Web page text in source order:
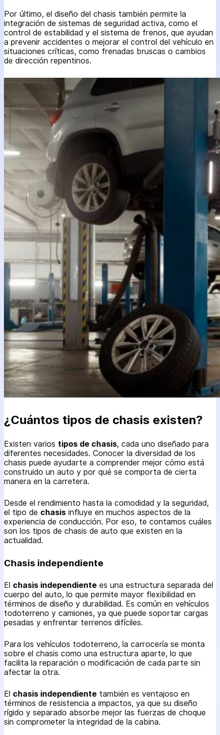
Por último, el diseño del chasis también permite la
integración de sistemas de seguridad activa, como el
control de estabilidad y el sistema de frenos, que ayudan
a prevenir accidentes o mejorar el control del vehículo en
situaciones críticas, como frenadas bruscas o cambios
de dirección repentinos.
¿Cuántos tipos de chasis existen?
Existen varios tipos de chasis, cada uno diseñado para
diferentes necesidades. Conocer la diversidad de los
chasis puede ayudarte a comprender mejor cómo está
construido un auto y por qué se comporta de cierta
manera en la carretera.
Desde el rendimiento hasta la comodidad y la seguridad,
el tipo de chasis influye en muchos aspectos de la
experiencia de conducción. Por eso, te contamos cuáles
son los tipos de chasis de auto que existen en la
actualidad.
Chasis independiente
El chasis independiente es una estructura separada del
cuerpo del auto, lo que permite mayor flexibilidad en
términos de diseño y durabilidad. Es común en vehículos
todoterreno y camiones, ya que puede soportar cargas
pesadas y enfrentar terrenos difíciles.
Para los vehículos todoterreno, la carrocería se monta
sobre el chasis como una estructura aparte, lo que
facilita la reparación o modificación de cada parte sin
afectar la otra.
El chasis independiente también es ventajoso en
términos de resistencia a impactos, ya que su diseño
rígido y separado absorbe mejor las fuerzas de choque
sin comprometer la integridad de la cabina.